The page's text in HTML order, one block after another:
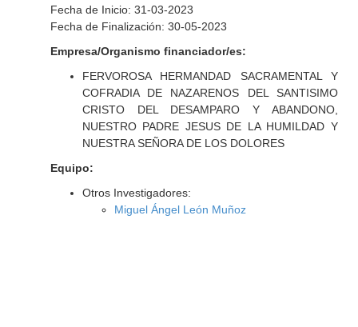
Fecha de Inicio: 31-03-2023
Fecha de Finalización: 30-05-2023
Empresa/Organismo financiador/es:
FERVOROSA HERMANDAD SACRAMENTAL Y
COFRADIA DE NAZARENOS DEL SANTISIMO
CRISTO DEL DESAMPARO Y ABANDONO,
NUESTRO PADRE JESUS DE LA HUMILDAD Y
NUESTRA SEÑORA DE LOS DOLORES
Equipo:
Otros Investigadores:
Miguel Ángel León Muñoz